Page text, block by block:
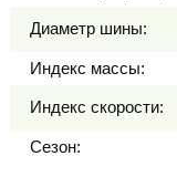
Диаметр шины:
Индекс массы:
Индекс скорости:
Сезон: